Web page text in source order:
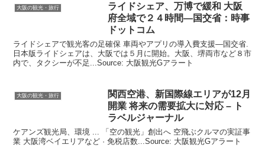
大阪の観光・旅行 ライドシェア、万博で緩和 大阪
府全域で２４時間―国交省：時事
ドットコム
ライドシェアで観光客の足確保 車両やアプリの導入費支援―国交省.
日本版ライドシェアは、大阪では５月に開始。大阪、堺両市など８市
内で、タクシーが不足...Source: 大阪観光Gアラート
大阪の観光・旅行
関西空港、新国際線エリアが12月
開業 将来の需要拡大に対応 – ト
ラベルジャーナル
ケアンズ観光局、環境 ... 「空の観光」創出へ 空飛ぶクルマの実証事
業 大阪湾ベイエリアなど · 免税店数...Source: 大阪観光Gアラート